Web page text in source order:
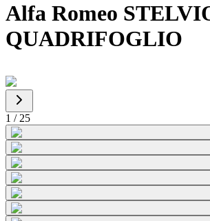
Alfa Romeo
QUADRIFOGLIO
1 / 25